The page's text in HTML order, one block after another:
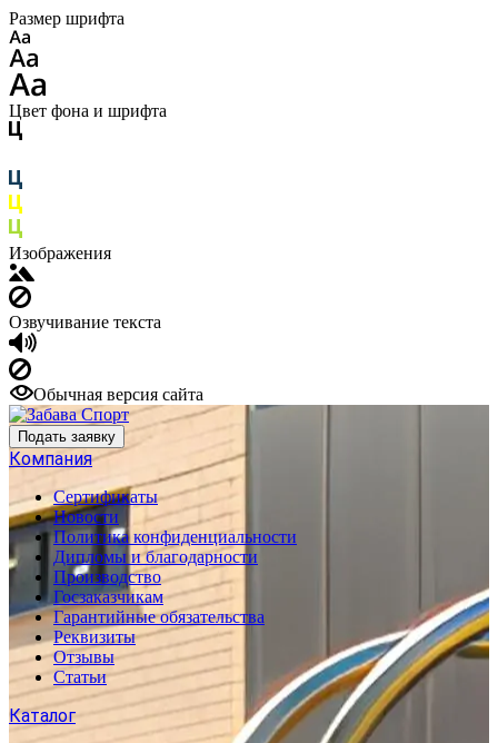
Размер шрифта
Цвет фона и шрифта
Изображения
Озвучивание текста
Обычная версия сайта
Подать заявку
Компания
Сертификаты
Новости
Политика конфиденциальности
Дипломы и благодарности
Производство
Госзаказчикам
Гарантийные обязательства
Реквизиты
Отзывы
Статьи
Каталог